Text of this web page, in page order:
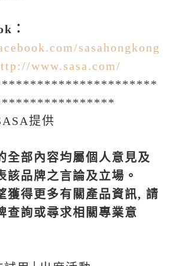
：
sasahongkong
www.sasa.com/
提供
全部內容均屬個人意見及
該品牌之言論及立場。
獲得更多有關產品資訊, 請
查詢或尋求相關專業意